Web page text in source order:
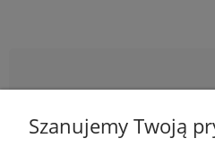
Newsletter
Szanujemy Twoją